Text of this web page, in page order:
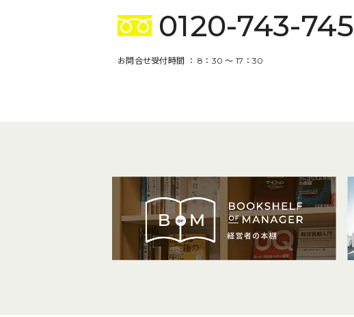
0120-743-745
お問合せ受付時間 ： 8：30 〜 17：30